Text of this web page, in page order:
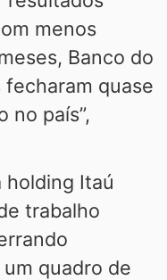
menos
Banco do
fecharam quase
no país”,
holding Itaú
trabalho
quadro de